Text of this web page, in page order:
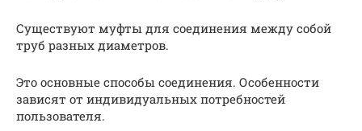
Существуют муфты для соединения между собой
труб разных диаметров.
Это основные способы соединения. Особенности
зависят от индивидуальных потребностей
пользователя.